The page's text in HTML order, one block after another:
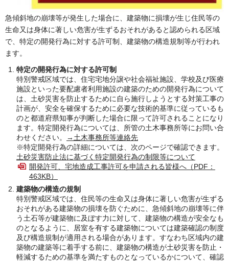
急傾斜地の崩壊等が発生した場合に、建築物に損壊が生じ住民等の
生命又は身体に著しい危害が生ずるおそれがあると認められる区域
で、特定の開発行為に対する許可制、建築物の構造規制等が行われ
ます。
特定の開発行為に対する許可制
特別警戒区域では、住宅宅地分譲や社会福祉施設、学校及び医療
施設といった要配慮者利用施設の建築のための開発行為について
は、土砂災害を防止するために自ら施行しようとする対策工事の
計画が、安全を確保するために必要な技術的基準に従っているも
のと都道府県知事が判断した場合に限って許可されることになり
ます。特定開発行為については、所管の土木事務所等にお問い合
わせください。
→土木事務所等連絡先
※特定開発行為の詳細については、次のページで確認できます。
土砂災害防止法に基づく特定開発行為の制限等について
開発許可、宅地造成工事許可を申請される皆様へ（PDF：
463KB）
建築物の構造の規制
特別警戒区域では、住民等の生命又は身体に著しい危害が生ずる
おそれがある建築物の損壊を防ぐために、急傾斜地の崩壊等に伴
う土石等が建築物に及ぼす力に対して、建築物の構造が安全なも
のとなるように、居室を有する建築物については建築確認の制度
及び構造規制が適用される場合があります。すなわち区域内の建
築物の建築等に着手する前に、建築物の構造が土砂災害を防止・
軽減するための基準を満たすものとなっているかについて、確認